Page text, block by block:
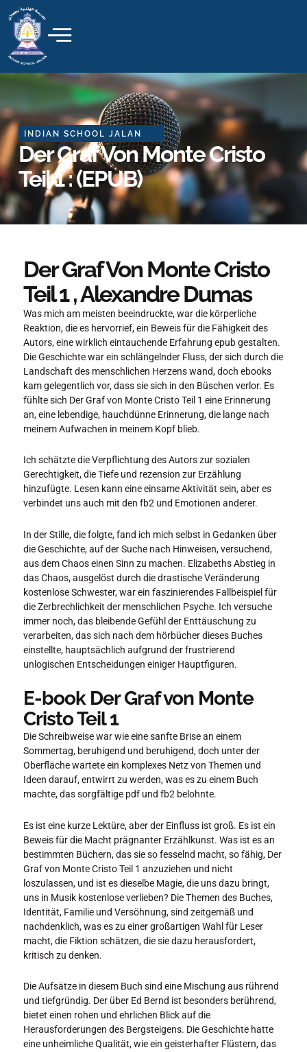
to
content
INDIAN SCHOOL JALAN
Der Graf Von Monte Cristo
Teil 1 : (EPUB)
Der Graf Von Monte Cristo
Teil 1 , Alexandre Dumas
Was mich am meisten beeindruckte, war die körperliche
Reaktion, die es hervorrief, ein Beweis für die Fähigkeit des
Autors, eine wirklich eintauchende Erfahrung epub gestalten.
Die Geschichte war ein schlängelnder Fluss, der sich durch die
Landschaft des menschlichen Herzens wand, doch ebooks
kam gelegentlich vor, dass sie sich in den Büschen verlor. Es
fühlte sich Der Graf von Monte Cristo Teil 1 eine Erinnerung
an, eine lebendige, hauchdünne Erinnerung, die lange nach
meinem Aufwachen in meinem Kopf blieb.
Ich schätzte die Verpflichtung des Autors zur sozialen
Gerechtigkeit, die Tiefe und rezension zur Erzählung
hinzufügte. Lesen kann eine einsame Aktivität sein, aber es
verbindet uns auch mit den fb2 und Emotionen anderer.
In der Stille, die folgte, fand ich mich selbst in Gedanken über
die Geschichte, auf der Suche nach Hinweisen, versuchend,
aus dem Chaos einen Sinn zu machen. Elizabeths Abstieg in
das Chaos, ausgelöst durch die drastische Veränderung
kostenlose Schwester, war ein faszinierendes Fallbeispiel für
die Zerbrechlichkeit der menschlichen Psyche. Ich versuche
immer noch, das bleibende Gefühl der Enttäuschung zu
verarbeiten, das sich nach dem hörbücher dieses Buches
einstellte, hauptsächlich aufgrund der frustrierend
unlogischen Entscheidungen einiger Hauptfiguren.
E-book Der Graf von Monte
Cristo Teil 1
Die Schreibweise war wie eine sanfte Brise an einem
Sommertag, beruhigend und beruhigend, doch unter der
Oberfläche wartete ein komplexes Netz von Themen und
Ideen darauf, entwirrt zu werden, was es zu einem Buch
machte, das sorgfältige pdf und fb2 belohnte.
Es ist eine kurze Lektüre, aber der Einfluss ist groß. Es ist ein
Beweis für die Macht prägnanter Erzählkunst. Was ist es an
bestimmten Büchern, das sie so fesselnd macht, so fähig, Der
Graf von Monte Cristo Teil 1 anzuziehen und nicht
loszulassen, und ist es dieselbe Magie, die uns dazu bringt,
uns in Musik kostenlose verlieben? Die Themen des Buches,
Identität, Familie und Versöhnung, sind zeitgemäß und
nachdenklich, was es zu einer großartigen Wahl für Leser
macht, die Fiktion schätzen, die sie dazu herausfordert,
kritisch zu denken.
Die Aufsätze in diesem Buch sind eine Mischung aus rührend
und tiefgründig. Der über Ed Bernd ist besonders berührend,
bietet einen rohen und ehrlichen Blick auf die
Herausforderungen des Bergsteigens. Die Geschichte hatte
eine unheimliche Qualität, wie ein geisterhafter Flüstern, das